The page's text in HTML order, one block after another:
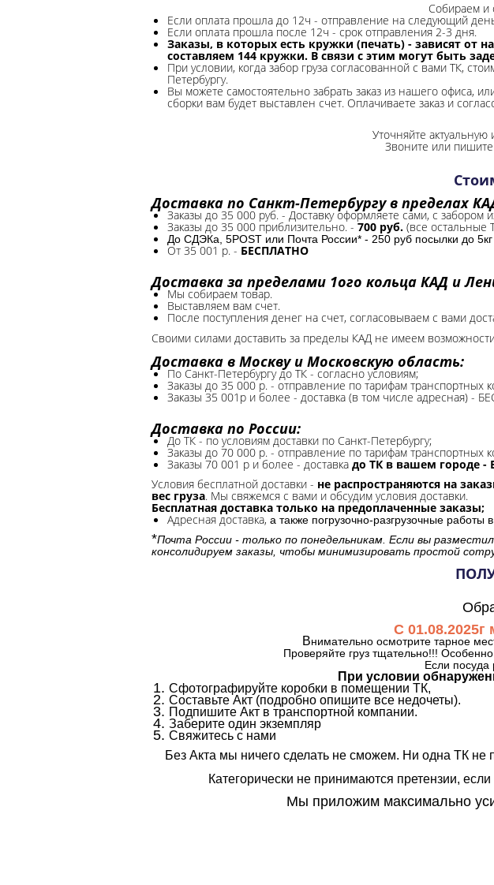
Собираем и
Если оплата прошла до 12ч - отправление на следующий
Если оплата прошла после 12ч - срок отправления 2-3 дня.
Заказы, в которых есть кружки (печать) - зависят от
составляем 144 кружки. В связи с этим могут быть
При условии, когда забор груза согласованной с вами ТК,
Петербургу.
Вы можете самостоятельно забрать заказ из нашего офиса,
сборки вам будет выставлен счет. Оплачиваете заказ и
Уточняйте
Звоните или
Доставка по Санкт-Петербургу в пределах
Заказы до 35 000 руб. - Доставку оформляете сами, с забором
Заказы до 35 000 приблизительно. - 700 руб. (все остальные
До СДЭКа, 5POST или Почта России* - 250 руб посылки до 5кг
От 35 001 р. - БЕСПЛАТНО
Доставка за пределами 1ого кольца КАД и
Мы собираем товар.
Выставляем вам счет.
После поступления денег на счет, согласовываем с вами
Своими силами доставить за пределы КАД не имеем
Доставка в Москву и Московскую область:
По Санкт-Петербургу до ТК - согласно условиям;
Заказы до 35 000 р. - отправление по тарифам транспортных
Заказы 35 001р и более - доставка (в том числе адресная) -
Доставка по России:
До ТК - по условиям доставки по Санкт-Петербургу;
Заказы до 70 000 р. - отправление по тарифам транспортных
Заказы 70 001 р и более - доставка до ТК в вашем городе -
Условия бесплатной доставки - не распространяются на
вес груза. Мы свяжемся с вами и обсудим условия доставки.
Бесплатная доставка только на предоплаченные заказы;
Адресная доставка, а также погрузочно-разгрузочные работы
*Почта России - только по понедельникам. Если вы
консолидируем заказы, чтобы минимизировать простой
С 01.08.2025г
Внимательно осмотрите тарное
Проверяйте груз тщательно!!!
Если посуда
При условии
Сфотографируйте коробки в помещении ТК,
Составьте Акт (подробно опишите все недочеты).
Подпишите Акт в транспортной компании.
Заберите один экземпляр
Свяжитесь с нами
Без Акта мы ничего сделать не сможем. Ни одна ТК не
Категорически не принимаются претензии,
Мы приложим максимально